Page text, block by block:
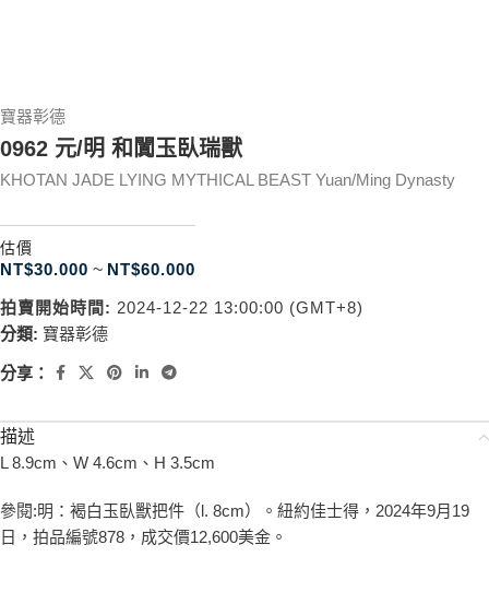
寶器彰德
0962 元/明 和闐玉臥瑞獸
KHOTAN JADE LYING MYTHICAL BEAST Yuan/Ming Dynasty
估價
NT$30.000 ~ NT$60.000
拍賣開始時間: 2024-12-22 13:00:00 (GMT+8)
分類: 寶器彰德
分享：
描述
L 8.9cm、W 4.6cm、H 3.5cm
參閱:明：褐白玉臥獸把件（l. 8cm）。紐約佳士得，2024年9月19
日，拍品編號878，成交價12,600美金。